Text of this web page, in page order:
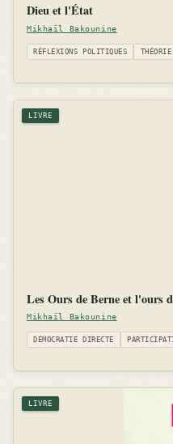
Dieu et l'État
Mikhaïl Bakounine
RÉFLEXIONS POLITIQUES
LIVRE
Les Ours de Berne et l'ours
Mikhaïl Bakounine
DÉMOCRATIE DIRECTE
LIVRE